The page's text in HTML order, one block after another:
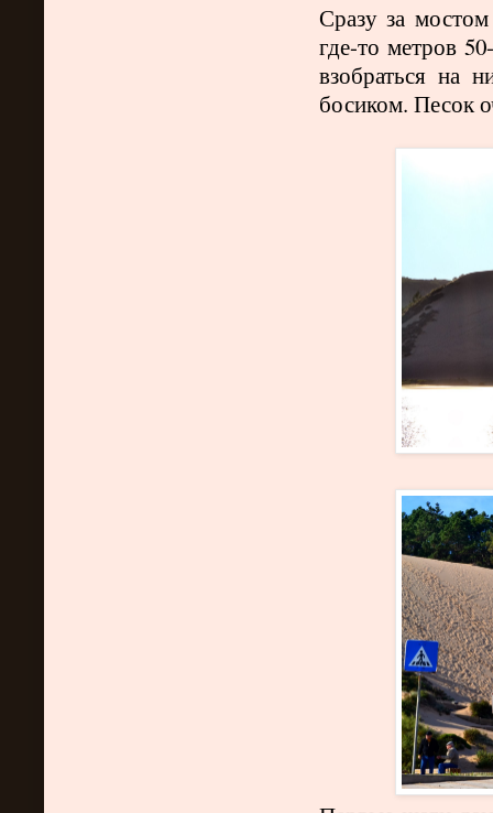
Сразу за
где-то метров
взобраться на
босиком. Песок